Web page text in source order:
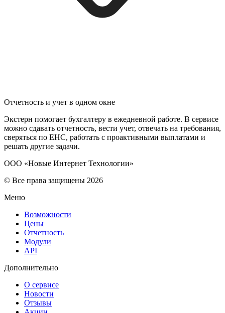
Отчетность и учет в одном окне
Экстерн помогает бухгалтеру в ежедневной работе. В сервисе
можно сдавать отчетность, вести учет, отвечать на требования,
сверяться по ЕНС, работать с проактивными выплатами и
решать другие задачи.
ООО «Новые Интернет Технологии»
© Все права защищены 2026
Меню
Возможности
Цены
Отчетность
Модули
API
Дополнительно
О сервисе
Новости
Отзывы